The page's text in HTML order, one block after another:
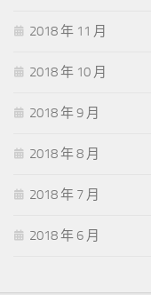
2018 年 11 月
2018 年 10 月
2018 年 9 月
2018 年 8 月
2018 年 7 月
2018 年 6 月